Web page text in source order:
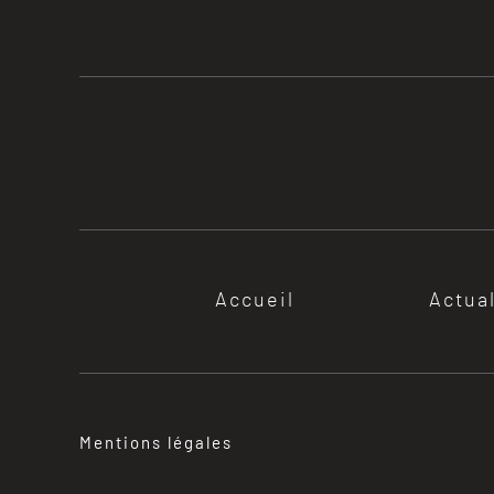
Accueil
Mentions légales